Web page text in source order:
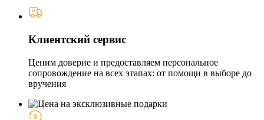
Клиентский сервис
Ценим доверие и предоставляем персональное
сопровождение на всех этапах: от помощи в выборе до
вручения